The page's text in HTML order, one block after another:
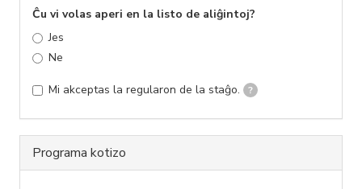
Ĉu vi volas aperi en la listo de aliĝintoj?
Jes
Ne
Mi akceptas la regularon de la staĝo. ?
Programa kotizo